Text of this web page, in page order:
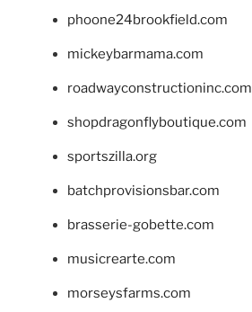
phoone24brookfield.com
mickeybarmama.com
roadwayconstructioninc.com
shopdragonflyboutique.com
sportszilla.org
batchprovisionsbar.com
brasserie-gobette.com
musicrearte.com
morseysfarms.com